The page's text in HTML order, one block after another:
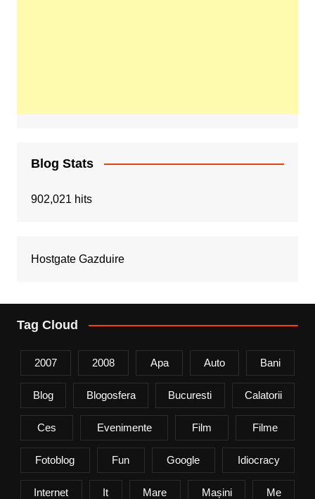
Blog Stats
902,021 hits
Hostgate Gazduire
Tag Cloud
2007 2008 Apa Auto Bani
Blog Blogosfera Bucuresti Calatorii
Ces Evenimente Film Filme
Fotoblog Fun Google Idiocracy
Internet It Mare Mașini Me